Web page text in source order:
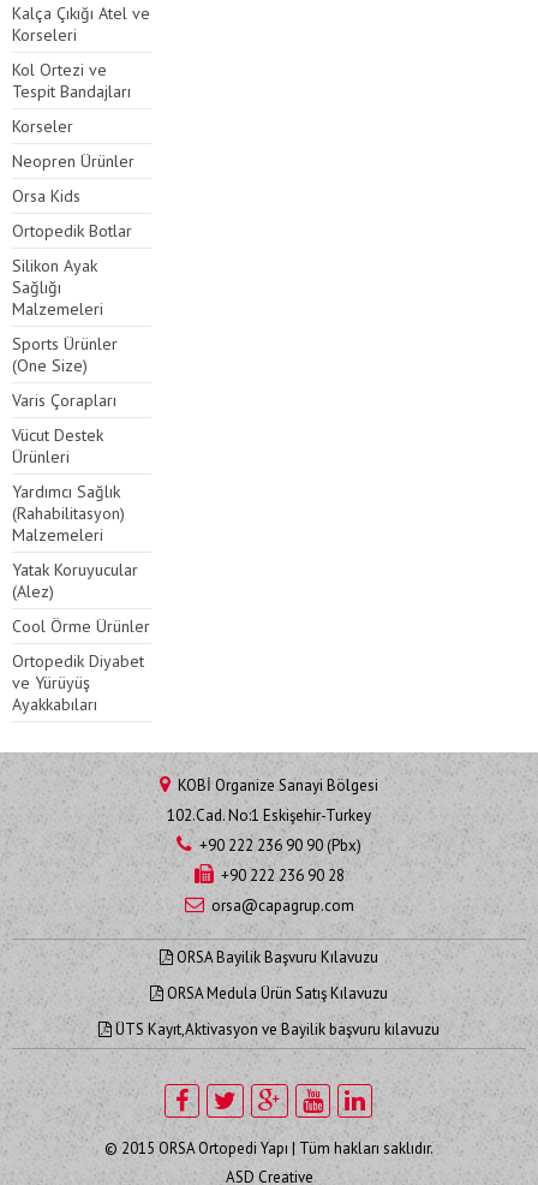
Kalça Çıkığı Atel ve
Korseleri
Kol Ortezi ve
Tespit Bandajları
Korseler
Neopren Ürünler
Orsa Kids
Ortopedik Botlar
Silikon Ayak
Sağlığı
Malzemeleri
Sports Ürünler
(One Size)
Varis Çorapları
Vücut Destek
Ürünleri
Yardımcı Sağlık
(Rahabilitasyon)
Malzemeleri
Yatak Koruyucular
(Alez)
Cool Örme Ürünler
Ortopedik Diyabet
ve Yürüyüş
Ayakkabıları
KOBİ Organize Sanayi Bölgesi
102.Cad. No:1 Eskişehir-Turkey
+90 222 236 90 90 (Pbx)
+90 222 236 90 28
orsa@capagrup.com
ORSA Bayilik Başvuru Kılavuzu
ORSA Medula Ürün Satış Kılavuzu
ÜTS Kayıt,Aktivasyon ve Bayilik başvuru kılavuzu
© 2015 ORSA Ortopedi Yapı | Tüm hakları saklıdır.
ASD Creative